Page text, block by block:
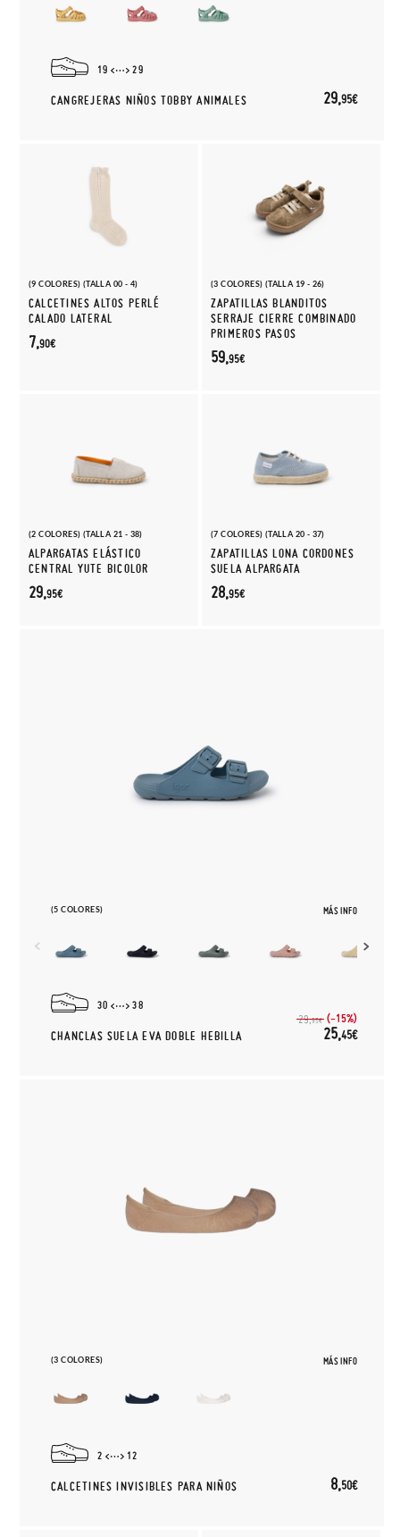
19 29
CANGREJERAS NIÑOS TOBBY ANIMALES 29,95€
(9 COLORES) (TALLA 00 - 4)
CALCETINES ALTOS PERLÉ
CALADO LATERAL
7,90€
(3 COLORES) (TALLA 19 - 26)
ZAPATILLAS BLANDITOS
SERRAJE CIERRE COMBINADO
PRIMEROS PASOS
59,95€
(2 COLORES) (TALLA 21 - 38)
ALPARGATAS ELÁSTICO
CENTRAL YUTE BICOLOR
29,95€
(7 COLORES) (TALLA 20 - 37)
ZAPATILLAS LONA CORDONES
SUELA ALPARGATA
28,95€
(5 COLORES) MÁS INFO
30 38
CHANCLAS SUELA EVA DOBLE HEBILLA
29,95€ (-15%)
25,45€
(3 COLORES) MÁS INFO
2 12
CALCETINES INVISIBLES PARA NIÑOS 8,50€